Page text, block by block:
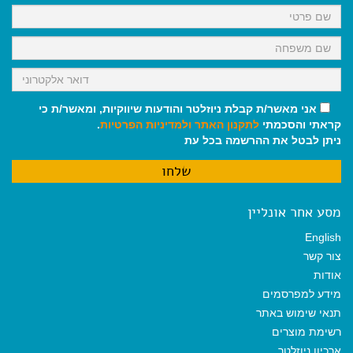
k
p
m
אני מאשר/ת קבלת ניוזלטר והודעות שיווקיות, ומאשר/ת כי
קראתי והסכמתי לתקנון האתר ולמדיניות הפרטיות.
ניתן לבטל את ההרשמה בכל עת
מסע אחר אונליין
English
צור קשר
אודות
מידע למפרסמים
תנאי שימוש באתר
רשימת מוצרים